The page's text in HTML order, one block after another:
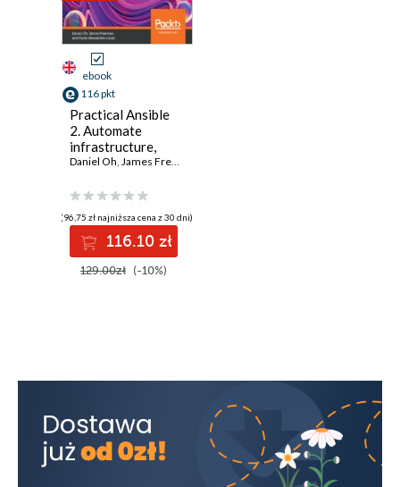
ebook
116 pkt
Practical Ansible
2. Automate
infrastructure,
manage
deploy
applications with
Ansible 2.9
Daniel Oh, James Freeman
(96,75 zł najniższa cena z 30 dni)
116.10 zł
129.00zł (-10%)